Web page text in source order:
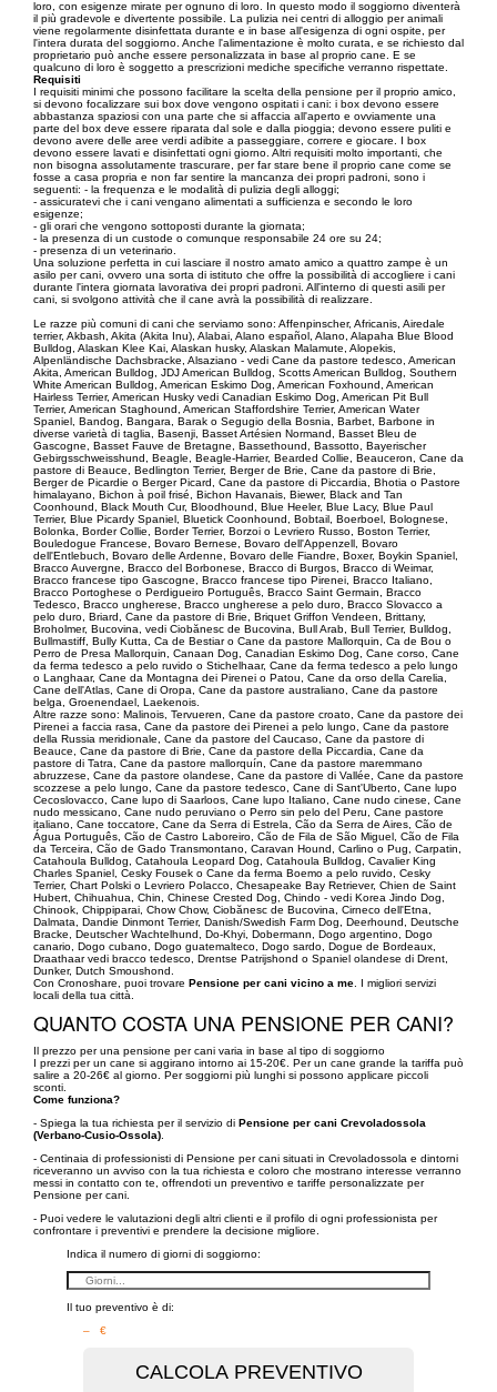
loro, con esigenze mirate per ognuno di loro. In questo modo il soggiorno diventerà
il più gradevole e divertente possibile. La pulizia nei centri di alloggio per animali
viene regolarmente disinfettata durante e in base all'esigenza di ogni ospite, per
l'intera durata del soggiorno. Anche l'alimentazione è molto curata, e se richiesto dal
proprietario può anche essere personalizzata in base al proprio cane. E se
qualcuno di loro è soggetto a prescrizioni mediche specifiche verranno rispettate.
Requisiti
I requisiti minimi che possono facilitare la scelta della pensione per il proprio amico,
si devono focalizzare sui box dove vengono ospitati i cani: i box devono essere
abbastanza spaziosi con una parte che si affaccia all'aperto e ovviamente una
parte del box deve essere riparata dal sole e dalla pioggia; devono essere puliti e
devono avere delle aree verdi adibite a passeggiare, correre e giocare. I box
devono essere lavati e disinfettati ogni giorno. Altri requisiti molto importanti, che
non bisogna assolutamente trascurare, per far stare bene il proprio cane come se
fosse a casa propria e non far sentire la mancanza dei propri padroni, sono i
seguenti: - la frequenza e le modalità di pulizia degli alloggi;
- assicuratevi che i cani vengano alimentati a sufficienza e secondo le loro
esigenze;
- gli orari che vengono sottoposti durante la giornata;
- la presenza di un custode o comunque responsabile 24 ore su 24;
- presenza di un veterinario.
Una soluzione perfetta in cui lasciare il nostro amato amico a quattro zampe è un
asilo per cani, ovvero una sorta di istituto che offre la possibilità di accogliere i cani
durante l'intera giornata lavorativa dei propri padroni. All'interno di questi asili per
cani, si svolgono attività che il cane avrà la possibilità di realizzare.
Le razze più comuni di cani che serviamo sono: Affenpinscher, Africanis, Airedale
terrier, Akbash, Akita (Akita Inu), Alabai, Alano español, Alano, Alapaha Blue Blood
Bulldog, Alaskan Klee Kai, Alaskan husky, Alaskan Malamute, Alopekis,
Alpenländische Dachsbracke, Alsaziano - vedi Cane da pastore tedesco, American
Akita, American Bulldog, JDJ American Bulldog, Scotts American Bulldog, Southern
White American Bulldog, American Eskimo Dog, American Foxhound, American
Hairless Terrier, American Husky vedi Canadian Eskimo Dog, American Pit Bull
Terrier, American Staghound, American Staffordshire Terrier, American Water
Spaniel, Bandog, Bangara, Barak o Segugio della Bosnia, Barbet, Barbone in
diverse varietà di taglia, Basenji, Basset Artésien Normand, Basset Bleu de
Gascogne, Basset Fauve de Bretagne, Bassethound, Bassotto, Bayerischer
Gebirgsschweisshund, Beagle, Beagle-Harrier, Bearded Collie, Beauceron, Cane da
pastore di Beauce, Bedlington Terrier, Berger de Brie, Cane da pastore di Brie,
Berger de Picardie o Berger Picard, Cane da pastore di Piccardia, Bhotia o Pastore
himalayano, Bichon à poil frisé, Bichon Havanais, Biewer, Black and Tan
Coonhound, Black Mouth Cur, Bloodhound, Blue Heeler, Blue Lacy, Blue Paul
Terrier, Blue Picardy Spaniel, Bluetick Coonhound, Bobtail, Boerboel, Bolognese,
Bolonka, Border Collie, Border Terrier, Borzoi o Levriero Russo, Boston Terrier,
Bouledogue Francese, Bovaro Bernese, Bovaro dell'Appenzell, Bovaro
dell'Entlebuch, Bovaro delle Ardenne, Bovaro delle Fiandre, Boxer, Boykin Spaniel,
Bracco Auvergne, Bracco del Borbonese, Bracco di Burgos, Bracco di Weimar,
Bracco francese tipo Gascogne, Bracco francese tipo Pirenei, Bracco Italiano,
Bracco Portoghese o Perdigueiro Português, Bracco Saint Germain, Bracco
Tedesco, Bracco ungherese, Bracco ungherese a pelo duro, Bracco Slovacco a
pelo duro, Briard, Cane da pastore di Brie, Briquet Griffon Vendeen, Brittany,
Broholmer, Bucovina, vedi Ciobănesc de Bucovina, Bull Arab, Bull Terrier, Bulldog,
Bullmastiff, Bully Kutta, Ca de Bestiar o Cane da pastore Mallorquin, Ca de Bou o
Perro de Presa Mallorquin, Canaan Dog, Canadian Eskimo Dog, Cane corso, Cane
da ferma tedesco a pelo ruvido o Stichelhaar, Cane da ferma tedesco a pelo lungo
o Langhaar, Cane da Montagna dei Pirenei o Patou, Cane da orso della Carelia,
Cane dell'Atlas, Cane di Oropa, Cane da pastore australiano, Cane da pastore
belga, Groenendael, Laekenois.
Altre razze sono: Malinois, Tervueren, Cane da pastore croato, Cane da pastore dei
Pirenei a faccia rasa, Cane da pastore dei Pirenei a pelo lungo, Cane da pastore
della Russia meridionale, Cane da pastore del Caucaso, Cane da pastore di
Beauce, Cane da pastore di Brie, Cane da pastore della Piccardia, Cane da
pastore di Tatra, Cane da pastore mallorquín, Cane da pastore maremmano
abruzzese, Cane da pastore olandese, Cane da pastore di Vallée, Cane da pastore
scozzese a pelo lungo, Cane da pastore tedesco, Cane di Sant'Uberto, Cane lupo
Cecoslovacco, Cane lupo di Saarloos, Cane lupo Italiano, Cane nudo cinese, Cane
nudo messicano, Cane nudo peruviano o Perro sin pelo del Peru, Cane pastore
italiano, Cane toccatore, Cane da Serra di Estrela, Cão da Serra de Aires, Cão de
Água Português, Cão de Castro Laboreiro, Cão de Fila de São Miguel, Cão de Fila
da Terceira, Cão de Gado Transmontano, Caravan Hound, Carlino o Pug, Carpatin,
Catahoula Bulldog, Catahoula Leopard Dog, Catahoula Bulldog, Cavalier King
Charles Spaniel, Cesky Fousek o Cane da ferma Boemo a pelo ruvido, Cesky
Terrier, Chart Polski o Levriero Polacco, Chesapeake Bay Retriever, Chien de Saint
Hubert, Chihuahua, Chin, Chinese Crested Dog, Chindo - vedi Korea Jindo Dog,
Chinook, Chippiparai, Chow Chow, Ciobănesc de Bucovina, Cirneco dell'Etna,
Dalmata, Dandie Dinmont Terrier, Danish/Swedish Farm Dog, Deerhound, Deutsche
Bracke, Deutscher Wachtelhund, Do-Khyi, Dobermann, Dogo argentino, Dogo
canario, Dogo cubano, Dogo guatemalteco, Dogo sardo, Dogue de Bordeaux,
Draathaar vedi bracco tedesco, Drentse Patrijshond o Spaniel olandese di Drent,
Dunker, Dutch Smoushond.
Con Cronoshare, puoi trovare Pensione per cani vicino a me . I migliori servizi
locali della tua città.
QUANTO COSTA UNA PENSIONE PER CANI?
Il prezzo per una pensione per cani varia in base al tipo di soggiorno
I prezzi per un cane si aggirano intorno ai 15-20€. Per un cane grande la tariffa può
salire a 20-26€ al giorno. Per soggiorni più lunghi si possono applicare piccoli
sconti.
Come funziona?
- Spiega la tua richiesta per il servizio di Pensione per cani Crevoladossola
(Verbano-Cusio-Ossola)
- Centinaia di professionisti di Pensione per cani situati in Crevoladossola e dintorni
riceveranno un avviso con la tua richiesta e coloro che mostrano interesse verranno
messi in contatto con te, offrendoti un preventivo e tariffe personalizzate per
Pensione per cani.
- Puoi vedere le valutazioni degli altri clienti e il profilo di ogni professionista per
confrontare i preventivi e prendere la decisione migliore.
Indica il numero di giorni di soggiorno:
Il tuo preventivo è di:
– €